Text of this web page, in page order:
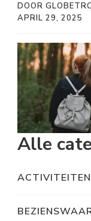
DOOR
APRIL 29, 2025
Alle
ACTIVITEITEN